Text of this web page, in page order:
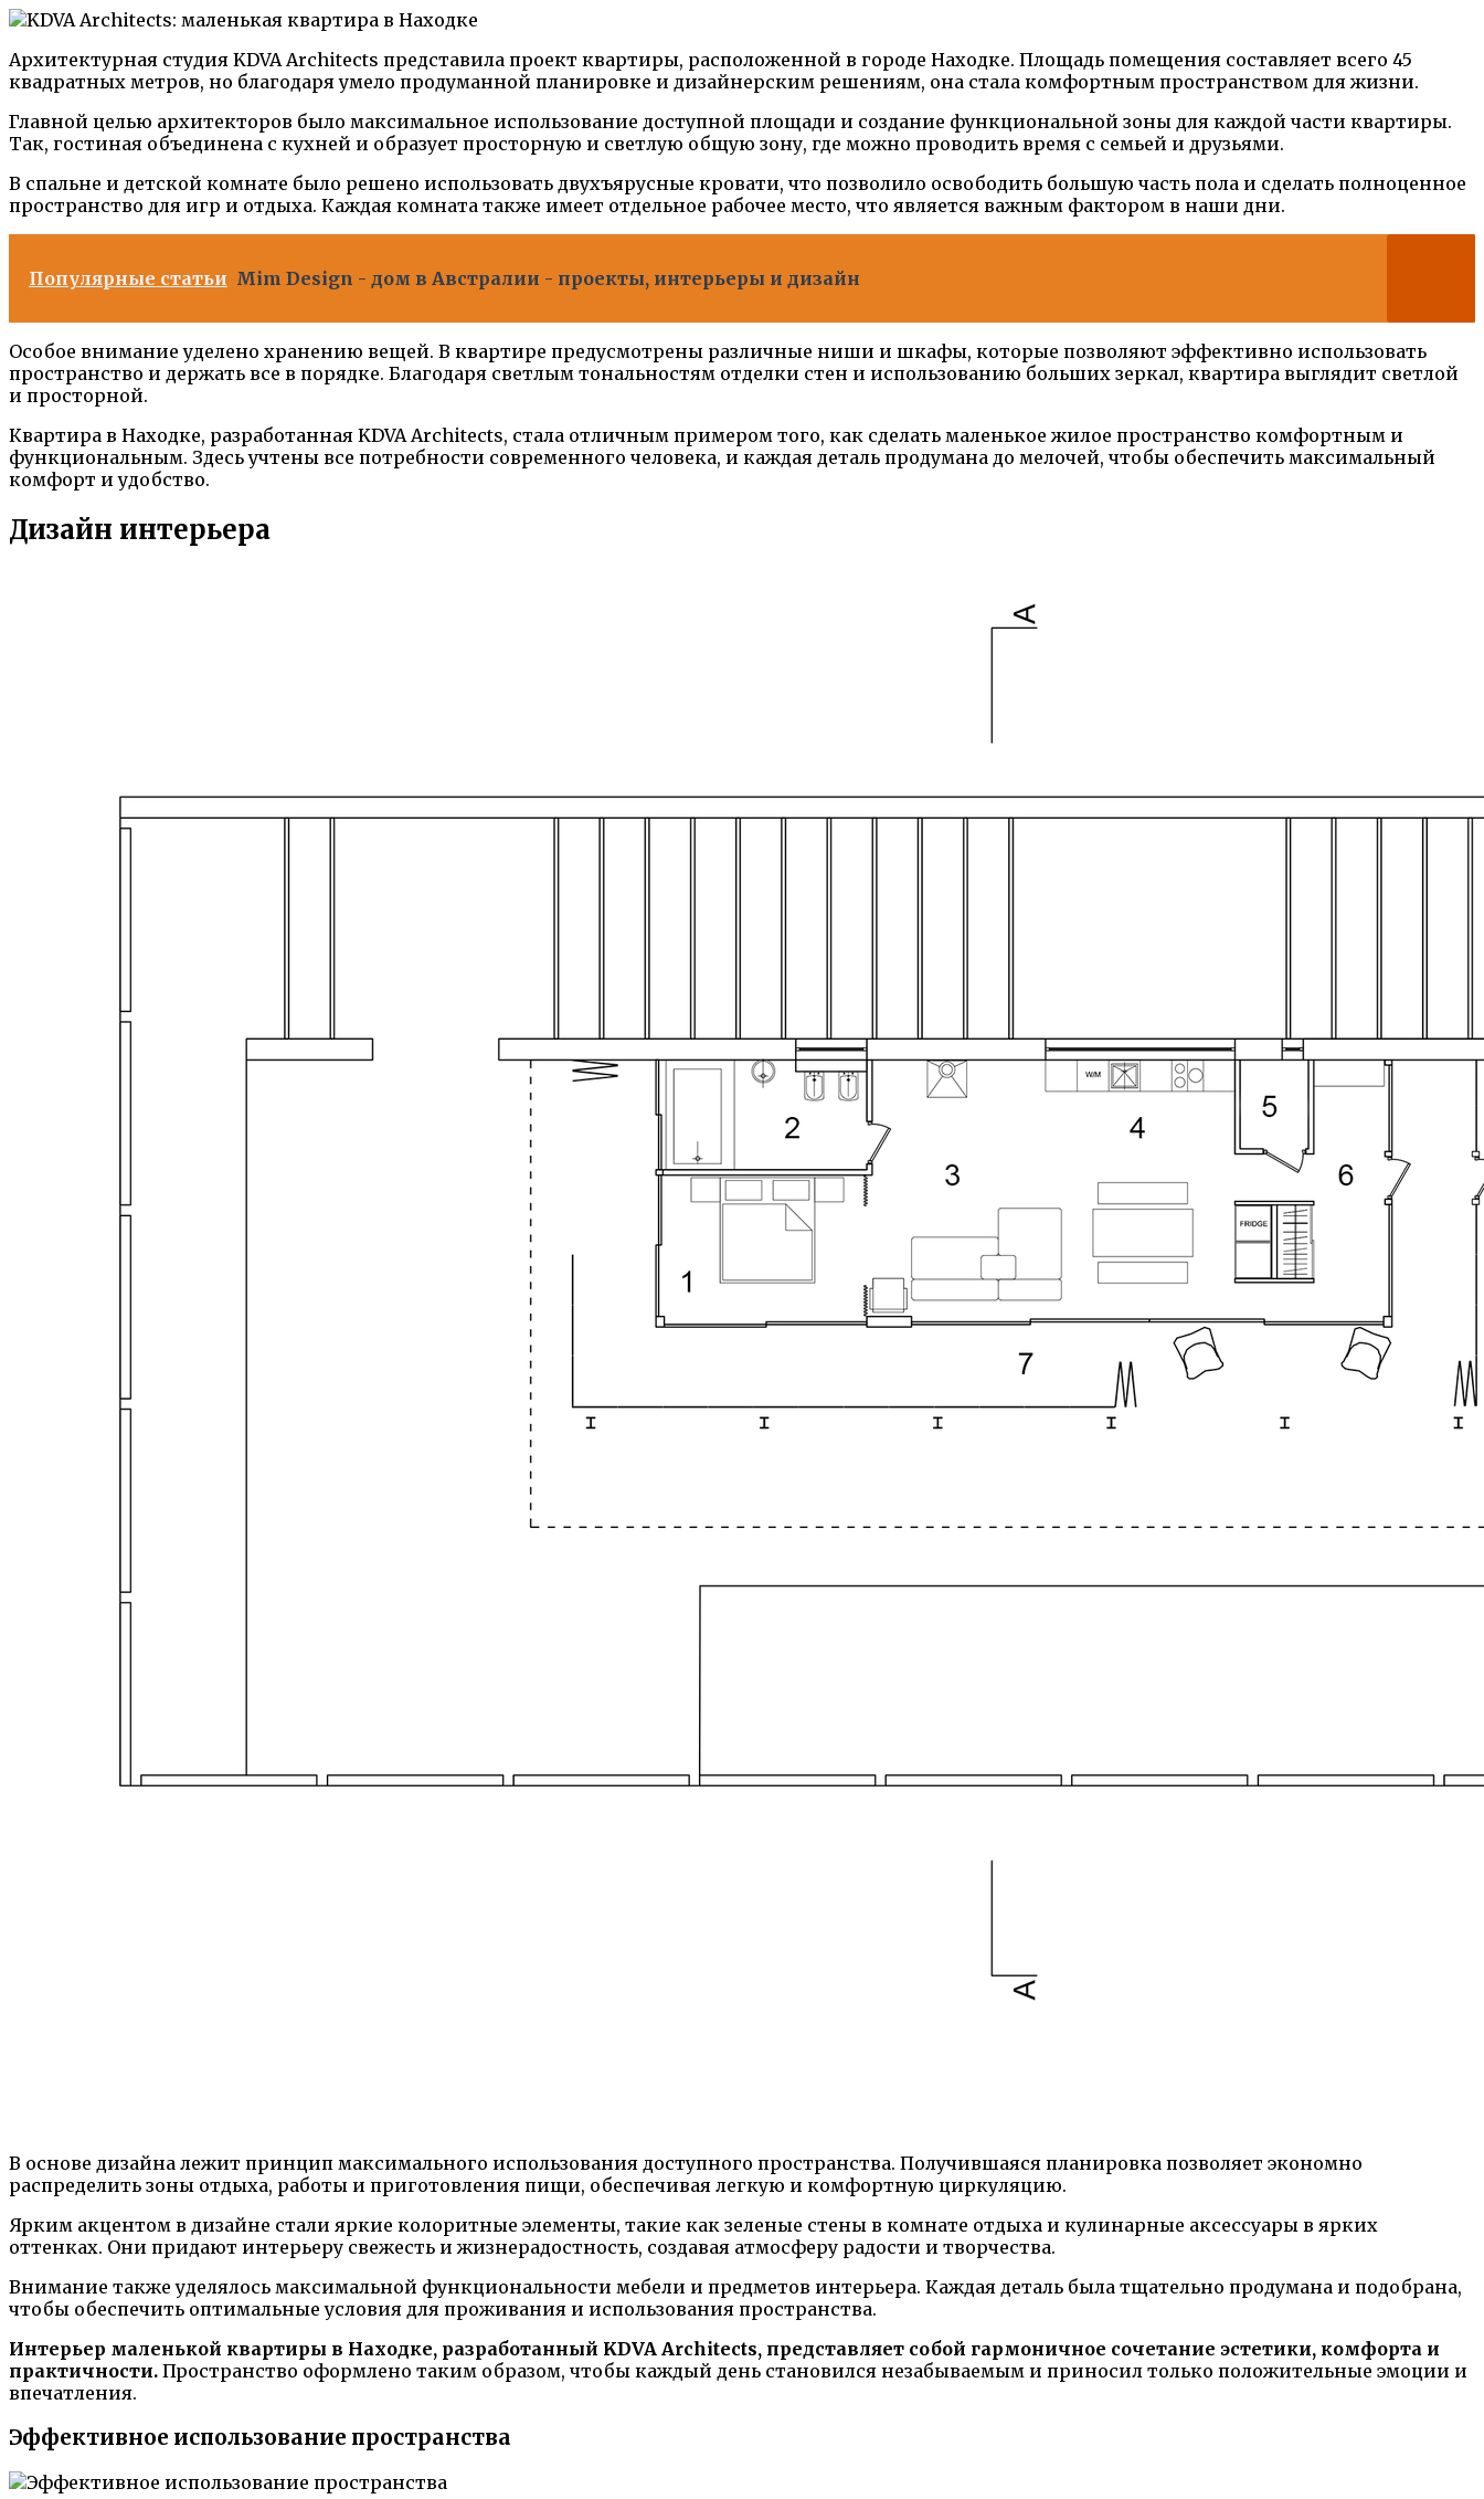
Архитектурная студия KDVA Architects представила проект квартиры, расположенной в городе Находке. Площадь помещения составляет всего 45
квадратных метров, но благодаря умело продуманной планировке и дизайнерским решениям, она стала комфортным пространством для жизни.
Главной целью архитекторов было максимальное использование доступной площади и создание функциональной зоны для каждой части квартиры.
Так, гостиная объединена с кухней и образует просторную и светлую общую зону, где можно проводить время с семьей и друзьями.
В спальне и детской комнате было решено использовать двухъярусные кровати, что позволило освободить большую часть пола и сделать полноценное
пространство для игр и отдыха. Каждая комната также имеет отдельное рабочее место, что является важным фактором в наши дни.
Популярные статьи Mim Design - дом в Австралии - проекты, интерьеры и дизайн
Особое внимание уделено хранению вещей. В квартире предусмотрены различные ниши и шкафы, которые позволяют эффективно использовать
пространство и держать все в порядке. Благодаря светлым тональностям отделки стен и использованию больших зеркал, квартира выглядит светлой
и просторной.
Квартира в Находке, разработанная KDVA Architects, стала отличным примером того, как сделать маленькое жилое пространство комфортным и
функциональным. Здесь учтены все потребности современного человека, и каждая деталь продумана до мелочей, чтобы обеспечить максимальный
комфорт и удобство.
Дизайн интерьера
В основе дизайна лежит принцип максимального использования доступного пространства. Получившаяся планировка позволяет экономно
распределить зоны отдыха, работы и приготовления пищи, обеспечивая легкую и комфортную циркуляцию.
Ярким акцентом в дизайне стали яркие колоритные элементы, такие как зеленые стены в комнате отдыха и кулинарные аксессуары в ярких
оттенках. Они придают интерьеру свежесть и жизнерадостность, создавая атмосферу радости и творчества.
Внимание также уделялось максимальной функциональности мебели и предметов интерьера. Каждая деталь была тщательно продумана и подобрана,
чтобы обеспечить оптимальные условия для проживания и использования пространства.
Интерьер маленькой квартиры в Находке, разработанный KDVA Architects, представляет собой гармоничное сочетание эстетики, комфорта и
практичности. Пространство оформлено таким образом, чтобы каждый день становился незабываемым и приносил только положительные эмоции и
впечатления.
Эффективное использование пространства